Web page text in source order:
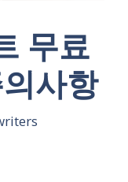
무료
사항